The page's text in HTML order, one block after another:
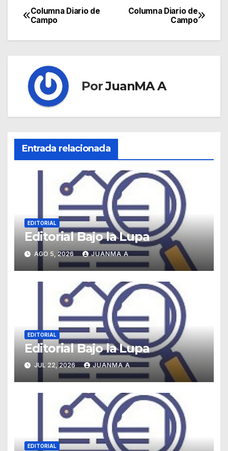
Columna Diario de
Campo
Columna Diario de
Campo
PorJuanMA A
Entrada relacionada
EDITORIAL
Editorial Bajo la Lupa
AGO 5, 2026 JUANMA A
EDITORIAL
Editorial Bajo la Lupa
JUL 22, 2026 JUANMA A
EDITORIAL